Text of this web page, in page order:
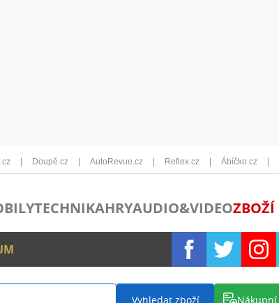
Doupě.cz AutoRevue.cz Reflex.cz Ábíčko.cz
TECHNIKAHRYAUDIO&VIDEOZBOŽÍ
Vyhledat zboží Nákupní